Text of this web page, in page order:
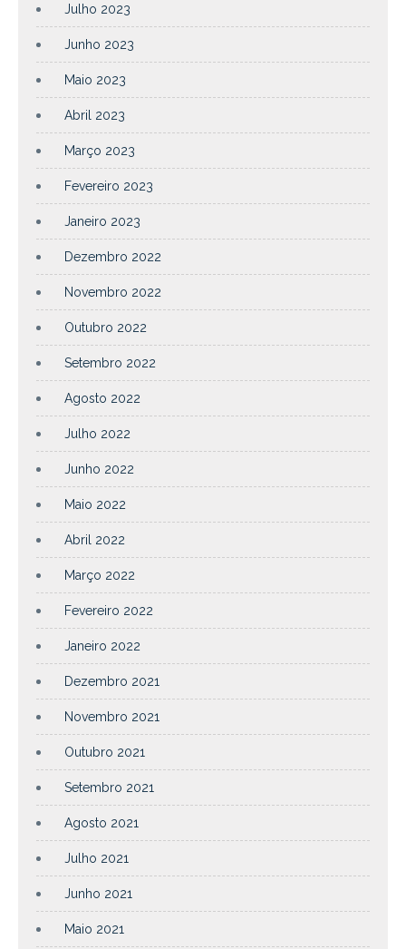
Julho 2023
Junho 2023
Maio 2023
Abril 2023
Março 2023
Fevereiro 2023
Janeiro 2023
Dezembro 2022
Novembro 2022
Outubro 2022
Setembro 2022
Agosto 2022
Julho 2022
Junho 2022
Maio 2022
Abril 2022
Março 2022
Fevereiro 2022
Janeiro 2022
Dezembro 2021
Novembro 2021
Outubro 2021
Setembro 2021
Agosto 2021
Julho 2021
Junho 2021
Maio 2021